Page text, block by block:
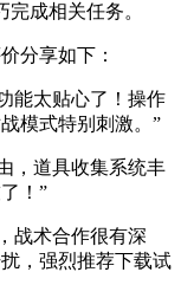
成相关任务。
分享如下：
能太贴心了！操作
模式特别刺激。”
，道具收集系统丰
！”
战术合作很有深
，强烈推荐下载试